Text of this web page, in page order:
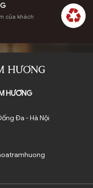
của khách
HƯƠNG
Đa - Hà Nội